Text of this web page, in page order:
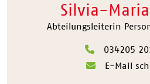
Silvia-
Abteilungsleiterin
034205
E-Mail